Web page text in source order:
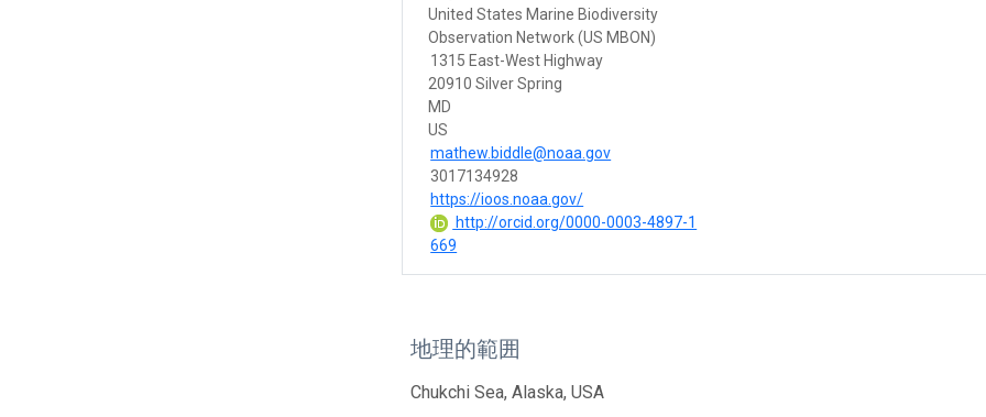
United States Marine Biodiversity
Observation Network (US MBON)
1315 East-West Highway
20910 Silver Spring
MD
US
mathew.biddle@noaa.gov
3017134928
https://ioos.noaa.gov/
http://orcid.org/0000-0003-4897-1
669
地理的範囲
Chukchi Sea, Alaska, USA